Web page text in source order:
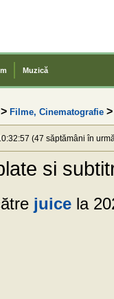
Muzică
Filme, Cinematografie
(47 săptămâni în
si
juice la